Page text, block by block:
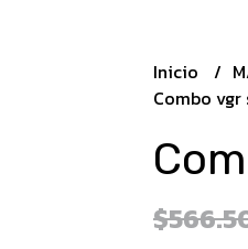
Inicio
Combo vgr